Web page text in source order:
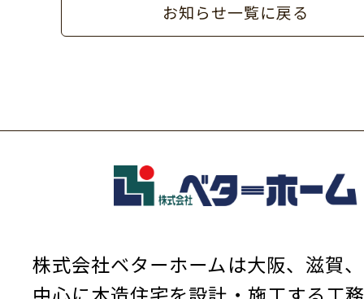
お知らせ一覧に戻る
株式会社ベターホームは大阪、滋賀